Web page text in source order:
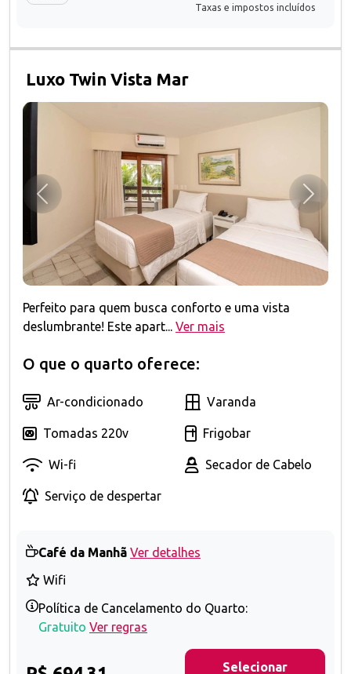
Taxas e impostos incluídos
Luxo Twin Vista Mar
Anterior
Perfeito para quem busca conforto e uma vista
deslumbrante! Este apart... Ver mais
O que o quarto oferece:
Ar-condicionado Varanda
Tomadas 220v Frigobar
Wi-fi Secador de Cabelo
Serviço de despertar
Café da Manhã Ver detalhes
Wifi
Política de Cancelamento do Quarto:
Gratuito Ver regras
Selecionar